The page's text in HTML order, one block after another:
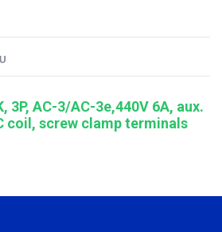
3P, AC-3/AC-3e,440V 6A, aux.
coil, screw clamp terminals